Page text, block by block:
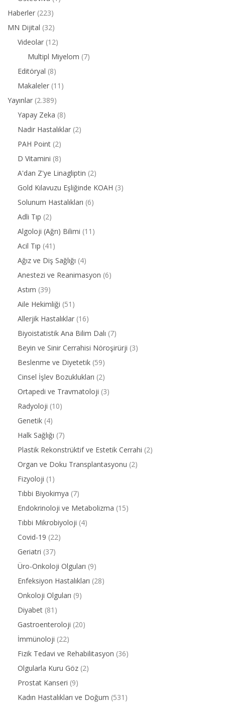
Haberler (223)
MN Dijital (32)
Videolar (12)
Multipl Miyelom (7)
Editöryal (8)
Makaleler (11)
Yayınlar (2.389)
Yapay Zeka (8)
Nadir Hastalıklar (2)
PAH Point (2)
D Vitamini (8)
A'dan Z'ye Linagliptin (2)
Gold Kılavuzu Eşliğinde KOAH (3)
Solunum Hastalıkları (6)
Adli Tıp (2)
Algoloji (Ağrı) Bilimi (11)
Acil Tıp (41)
Ağız ve Diş Sağlığı (4)
Anestezi ve Reanimasyon (6)
Astım (39)
Aile Hekimliği (51)
Allerjik Hastalıklar (16)
Biyoistatistik Ana Bilim Dalı (7)
Beyin ve Sinir Cerrahisi Nöroşirürji (3)
Beslenme ve Diyetetik (59)
Cinsel İşlev Bozuklukları (2)
Ortapedi ve Travmatoloji (3)
Radyoloji (10)
Genetik (4)
Halk Sağlığı (7)
Plastik Rekonstrüktif ve Estetik Cerrahi (2)
Organ ve Doku Transplantasyonu (2)
Fizyoloji (1)
Tıbbi Biyokimya (7)
Endokrinoloji ve Metabolizma (15)
Tıbbi Mikrobiyoloji (4)
Covid-19 (22)
Geriatri (37)
Üro-Onkoloji Olguları (9)
Enfeksiyon Hastalıkları (28)
Onkoloji Olguları (9)
Diyabet (81)
Gastroenteroloji (20)
İmmünoloji (22)
Fizik Tedavi ve Rehabilitasyon (36)
Olgularla Kuru Göz (2)
Prostat Kanseri (9)
Kadın Hastalıkları ve Doğum (531)